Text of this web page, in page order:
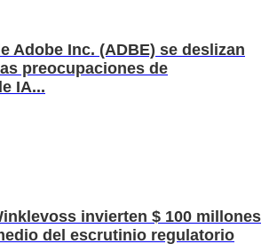
Adobe Inc. (ADBE) se deslizan
preocupaciones de
IA...
invierten $ 100 millones
del escrutinio regulatorio